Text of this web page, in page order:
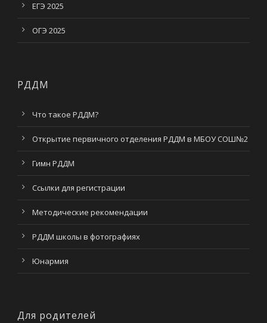
ЕГЭ 2025
ОГЭ 2025
РДДМ
Что такое РДДМ?
Открытие первичного отделения РДДМ в МБОУ СОШ№2
Гимн РДДМ
Ссылки для регистрации
Методические рекомендации
РДДМ школы в фотографиях
Юнармия
Для родителей